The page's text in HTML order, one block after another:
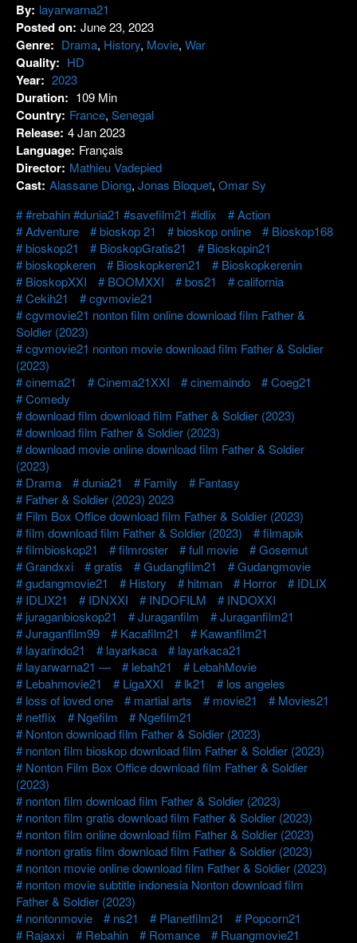
By: layarwarna21
Posted on: June 23, 2023
Genre: Drama, History, Movie, War
Quality: HD
Year: 2023
Duration: 109 Min
Country: France, Senegal
Release: 4 Jan 2023
Language: Français
Director: Mathieu Vadepied
Cast: Alassane Diong, Jonas Bloquet, Omar Sy
#rebahin #dunia21 #savefilm21 #idlix
Action
Adventure
bioskop 21 bioskop online
Bioskop168
bioskop21
BioskopGratis21
Bioskopin21
bioskopkeren
Bioskopkeren21
Bioskopkerenin
BioskopXXI
BOOMXXI bos21
california
Cekih21
cgvmovie21
cgvmovie21 nonton film online download film Father &
Soldier (2023)
cgvmovie21 nonton movie download film Father & Soldier
(2023)
cinema21
Cinema21XXI cinemaindo
Coeg21
Comedy
download film download film Father & Soldier (2023)
download film Father & Soldier (2023)
download movie online download film Father & Soldier
(2023)
Drama
dunia21 Family
Fantasy
Father & Soldier (2023) 2023
Film Box Office download film Father & Soldier (2023)
film download film Father & Soldier (2023)
filmapik
filmbioskop21
filmroster full movie
Gosemut
Grandxxi
gratis Gudangfilm21
Gudangmovie
gudangmovie21
History hitman Horror
IDLIX
IDLIX21
IDNXXI INDOFILM
INDOXXI
juraganbioskop21
Juraganfilm
Juraganfilm21
Juraganfilm99
Kacafilm21
Kawanfilm21
layarindo21
layarkaca
layarkaca21
layarwarna21 —
lebah21
LebahMovie
Lebahmovie21
LigaXXI lk21
los angeles
loss of loved one
martial arts movie21
Movies21
netflix
Ngefilm
Ngefilm21
Nonton download film Father & Soldier (2023)
nonton film bioskop download film Father & Soldier (2023)
Nonton Film Box Office download film Father & Soldier
(2023)
nonton film download film Father & Soldier (2023)
nonton film gratis download film Father & Soldier (2023)
nonton film online download film Father & Soldier (2023)
nonton gratis film download film Father & Soldier (2023)
nonton movie online download film Father & Soldier (2023)
nonton movie subtitle indonesia Nonton download film
Father & Soldier (2023)
nontonmovie
ns21 Planetfilm21
Popcorn21
Rajaxxi
Rebahin Romance Ruangmovie21